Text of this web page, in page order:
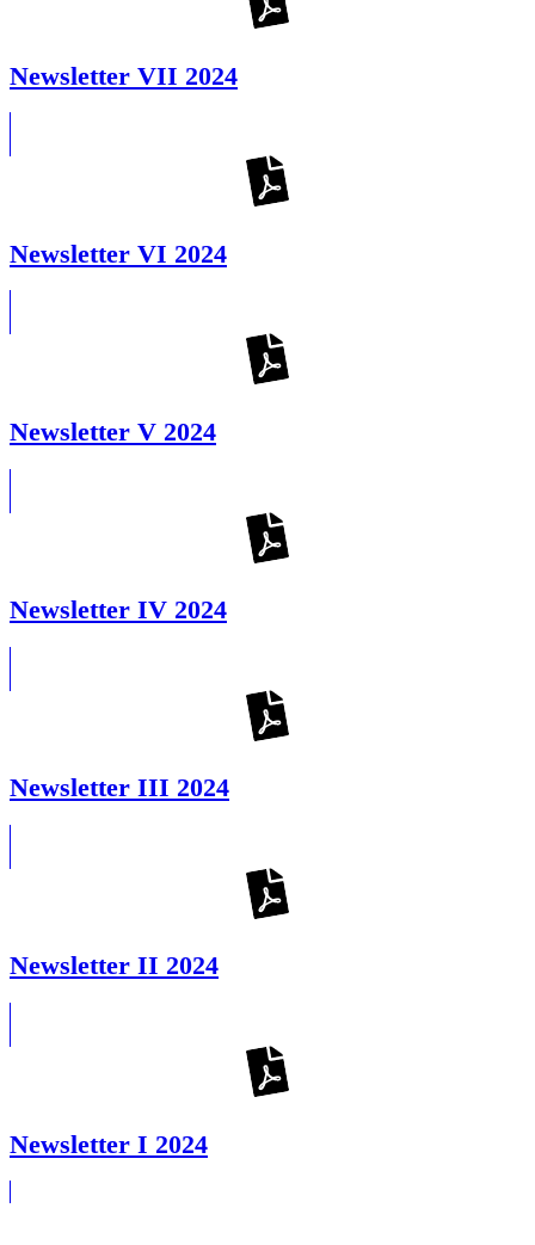
Newsletter VII 2024
Newsletter VI 2024
Newsletter V 2024
Newsletter IV 2024
Newsletter III 2024
Newsletter II 2024
Newsletter I 2024